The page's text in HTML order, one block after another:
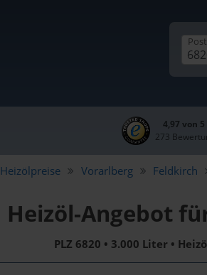
4,97 von 5
273
Heizölpreise Vorarlberg Feldkirch
Heizöl-Angebot
PLZ 6820 • 3.000 Liter •